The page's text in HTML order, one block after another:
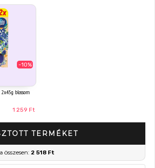
-10%
blossom
1 259 Ft
TERMÉKET
2 518 Ft